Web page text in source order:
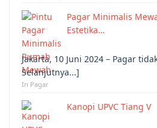
Pagar Minimalis
Estetika…
Jakarta, 10 Juni 2024 – Pagar
Selanjutnya...]
In Pagar
Kanopi UPVC Tiang V